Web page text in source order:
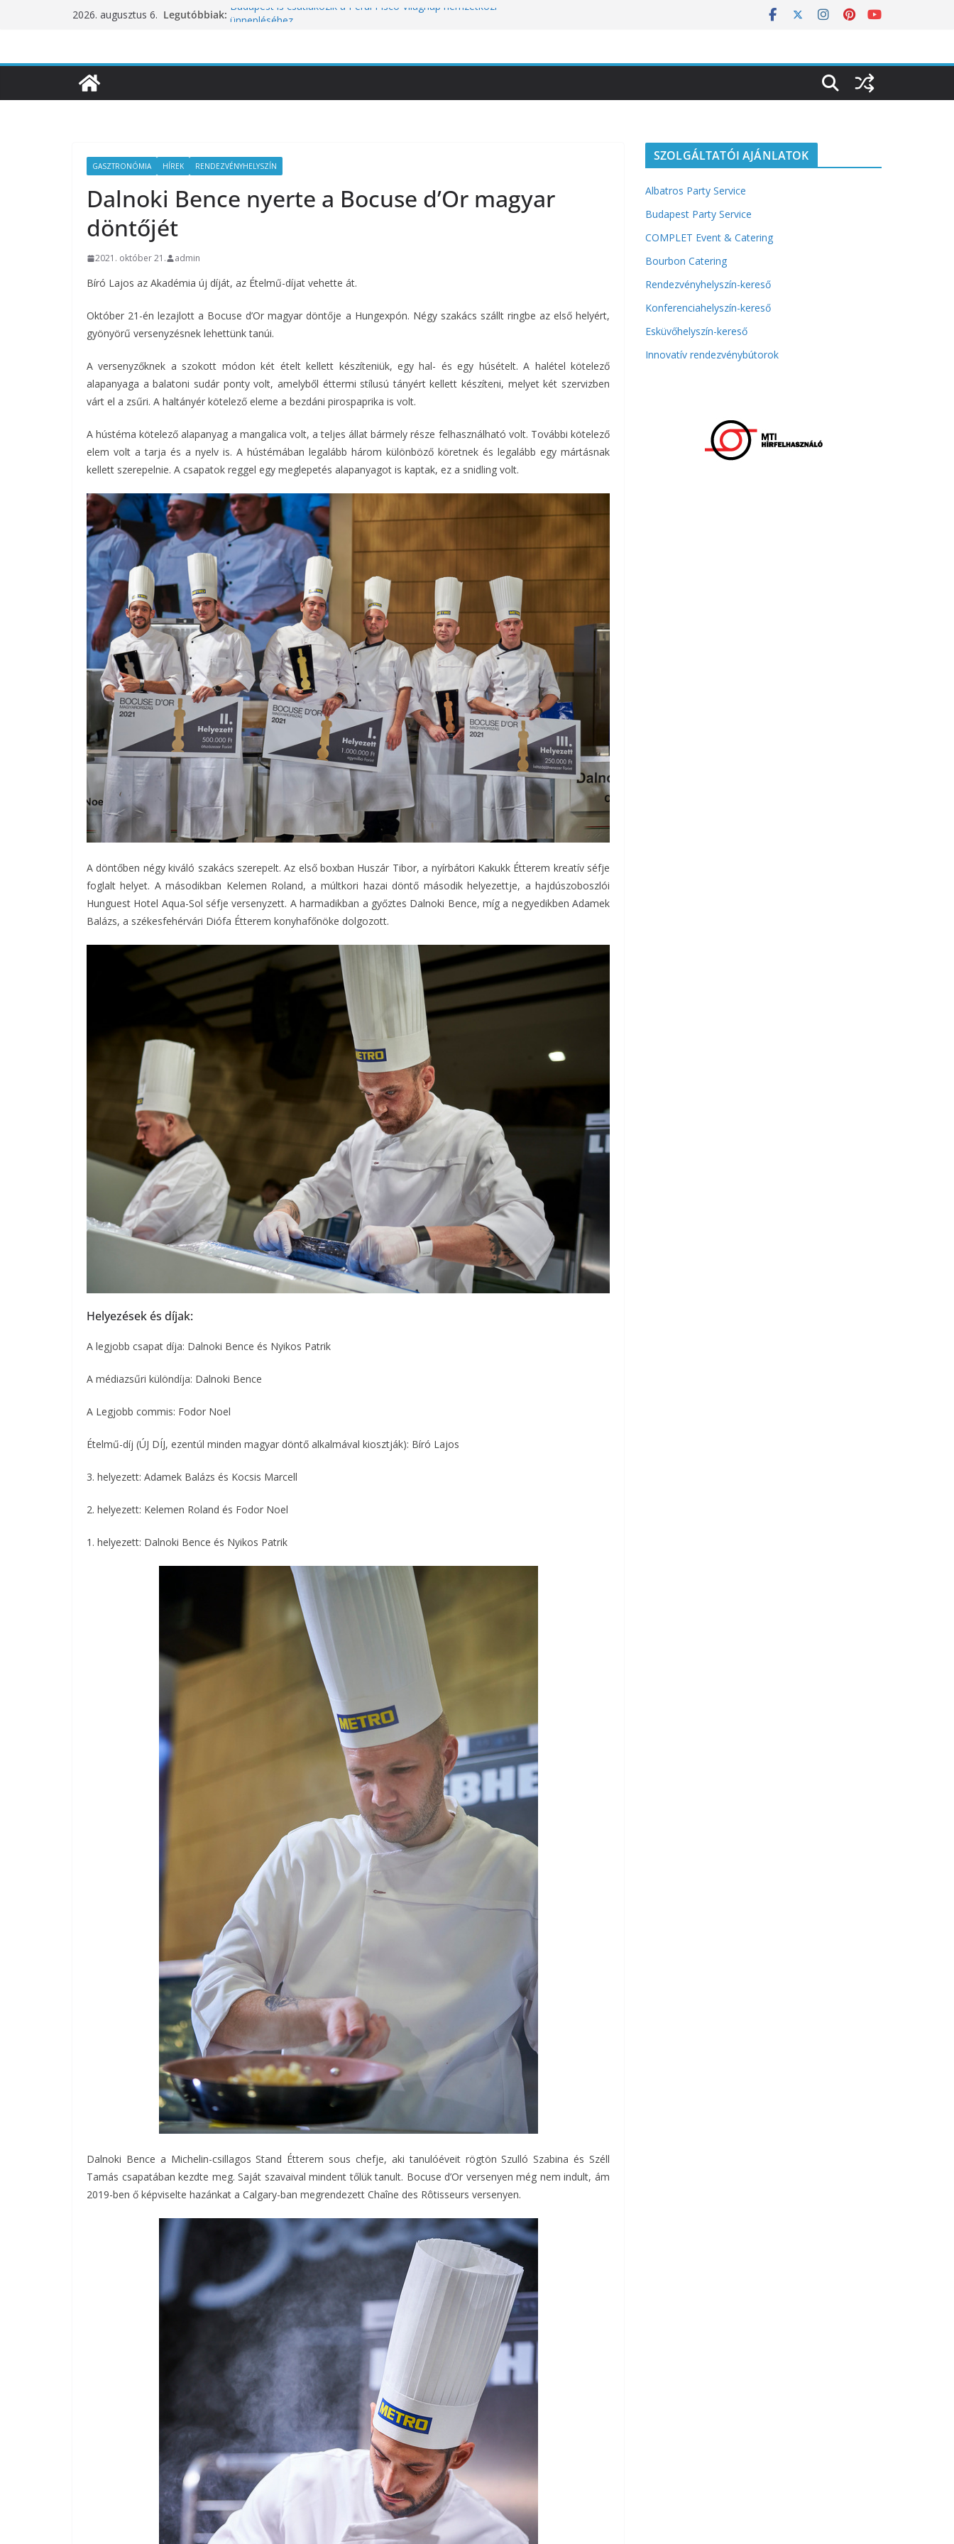
2026. augusztus 6. Legutóbbiak: Budapest is csatlakozik a Perui Pisco Világnap nemzetközi
inspirációiból született jubileumi menü
GASZTRONÓMIA HÍREK RENDEZVÉNYHELYSZÍN
Dalnoki Bence nyerte a Bocuse d’Or magyar
döntőjét
2021. október 21. admin
Bíró Lajos az Akadémia új díját, az Ételmű-díjat vehette át.
Október 21-én lezajlott a Bocuse d’Or magyar döntője a Hungexpón. Négy szakács szállt ringbe az első helyért,
gyönyörű versenyzésnek lehettünk tanúi.
A versenyzőknek a szokott módon két ételt kellett készíteniük, egy hal- és egy húsételt. A halétel kötelező
alapanyaga a balatoni sudár ponty volt, amelyből éttermi stílusú tányért kellett készíteni, melyet két szervizben
várt el a zsűri. A haltányér kötelező eleme a bezdáni pirospaprika is volt.
A hústéma kötelező alapanyag a mangalica volt, a teljes állat bármely része felhasználható volt. További kötelező
elem volt a tarja és a nyelv is. A hústémában legalább három különböző köretnek és legalább egy mártásnak
kellett szerepelnie. A csapatok reggel egy meglepetés alapanyagot is kaptak, ez a snidling volt.
A döntőben négy kiváló szakács szerepelt. Az első boxban Huszár Tibor, a nyírbátori Kakukk Étterem kreatív séfje
foglalt helyet. A másodikban Kelemen Roland, a múltkori hazai döntő második helyezettje, a hajdúszoboszlói
Hunguest Hotel Aqua-Sol séfje versenyzett. A harmadikban a győztes Dalnoki Bence, míg a negyedikben Adamek
Balázs, a székesfehérvári Diófa Étterem konyhafőnöke dolgozott.
Helyezések és díjak:
A legjobb csapat díja: Dalnoki Bence és Nyikos Patrik
A médiazsűri különdíja: Dalnoki Bence
A Legjobb commis: Fodor Noel
Ételmű-díj (ÚJ DÍJ, ezentúl minden magyar döntő alkalmával kiosztják): Bíró Lajos
3. helyezett: Adamek Balázs és Kocsis Marcell
2. helyezett: Kelemen Roland és Fodor Noel
1. helyezett: Dalnoki Bence és Nyikos Patrik
Dalnoki Bence a Michelin-csillagos Stand Étterem sous chefje, aki tanulóéveit rögtön Szulló Szabina és Széll
Tamás csapatában kezdte meg. Saját szavaival mindent tőlük tanult. Bocuse d’Or versenyen még nem indult, ám
2019-ben ő képviselte hazánkat a Calgary-ban megrendezett Chaîne des Rôtisseurs versenyen.
SZOLGÁLTATÓI AJÁNLATOK
Albatros Party Service
Budapest Party Service
COMPLET Event & Catering
Bourbon Catering
Rendezvényhelyszín-kereső
Konferenciahelyszín-kereső
Esküvőhelyszín-kereső
Innovatív rendezvénybútorok